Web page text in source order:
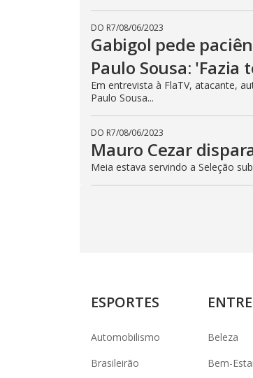
DO R7/08/06/2023
Gabigol pede
Paulo Sousa:
Em entrevista à FlaTV, atacante,
Paulo Sousa...
DO R7/08/06/2023
Mauro Cezar
Meia estava servindo a Seleção
ESPORTES
Automobilismo
Brasileirão
Beleza
Bem-